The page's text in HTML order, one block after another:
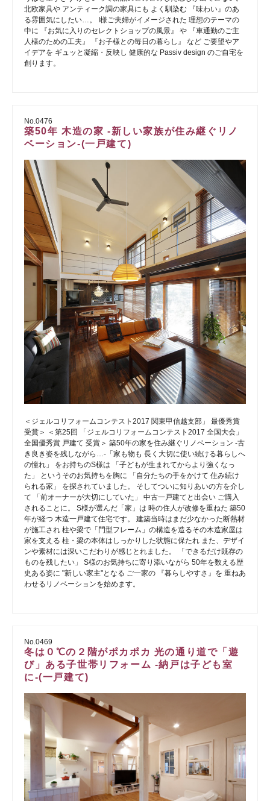
北欧家具や アンティーク調の家具にも よく馴染む 『味わい』のあ
る雰囲気にしたい…。 I様ご夫婦がイメージされた 理想のテーマの
中に 『お気に入りのセレクトショップの風景』 や 『車通勤のご主
人様のための工夫』 『お子様との毎日の暮らし』 など ご要望やア
イデアを ギュッと凝縮・反映し 健康的な Passiv design のご自宅を
創ります。
No.0476
築50年 木造の家 -新しい家族が住み継ぐリノ
ベーション-(一戸建て)
＜ジェルコリフォームコンテスト2017 関東甲信越支部」 最優秀賞
受賞＞ ＜第25回 「ジェルコリフォームコンテスト2017 全国大会」
全国優秀賞 戸建て 受賞＞ 築50年の家を住み継ぐリノベーション -古
き良き姿を残しながら…-「家も物も 長く大切に使い続ける暮らしへ
の憧れ」 をお持ちのS様は 「子どもが生まれてからより強くなっ
た」 というそのお気持ちを胸に 「自分たちの手をかけて 住み続け
られる家」 を探されていました。 そしてついに知りあいの方を介し
て 「前オーナーが大切にしていた」 中古一戸建てと出会い ご購入
されることに。 S様が選んだ「家」は 時の住人が改修を重ねた 築50
年が経つ 木造一戸建て住宅です。 建築当時はまだ少なかった断熱材
が施工され 柱や梁で「門型フレーム」の構造を造るその木造家屋は
家を支える 柱・梁の本体はしっかりした状態に保たれ また、デザイ
ンや素材には深いこだわりが感じとれました。 「できるだけ既存の
ものを残したい」 S様のお気持ちに寄り添いながら 50年を数える歴
史ある姿に "新しい家主"となる ご一家の 『暮らしやすさ』を 重ねあ
わせるリノベーションを始めます。
No.0469
冬は０℃の２階がポカポカ 光の通り道で「遊
び」ある子世帯リフォーム -納戸は子ども室
に-(一戸建て)